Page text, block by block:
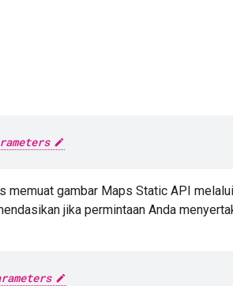
memuat gambar Maps Static API
jika permintaan Anda